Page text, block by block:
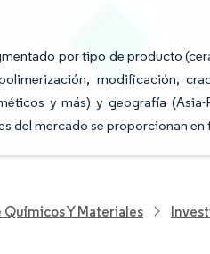
por tipo de producto
modificación,
y más) y geografía
del mercado se proporcionan en
Y Materiales